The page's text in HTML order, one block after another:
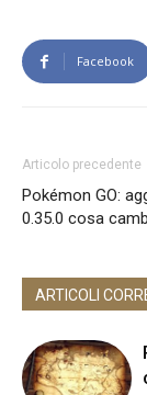
Facebook
Articolo precedente
Pokémon GO:
0.35.0 cosa
ARTICOLI